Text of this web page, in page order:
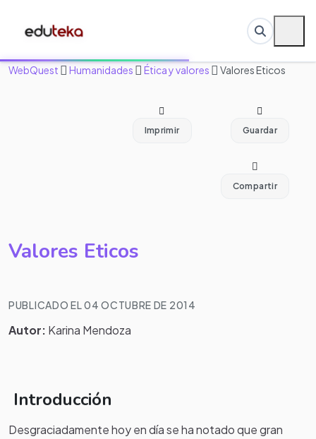
WebQuest Humanidades Ética y valores Valores Eticos
Imprimir Guardar
Compartir
Valores Eticos
PUBLICADO EL 04 OCTUBRE DE 2014
Autor: Karina Mendoza
Introducción
Desgraciadamente hoy en día se ha notado que gran